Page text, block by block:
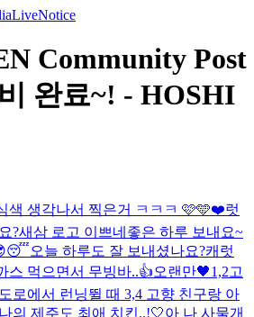
LiveNotice
Community Post
완료~! - HOSHI
색 생각나서 찍은거 ㅋㅋㅋ 🩷🩵❤️럿
?새삼 로고 이쁘네 좋은 하루 보내요~
오늘 하루도 잘 보내셨나요?캐럿
스 먹으면서 무빙바..👍오랜만🖤1,2고
로에서 런닝뛸 때 3,4 고향 친구랑 아
나의 제주도 최애 치킨..!🤍아 나 사물개